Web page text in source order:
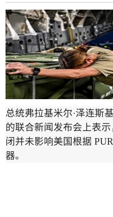
总统弗拉基米尔·泽连斯
的联合新闻发布会上表
闭并未影响美国根据
器。